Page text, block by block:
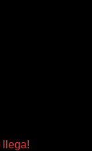
llega!